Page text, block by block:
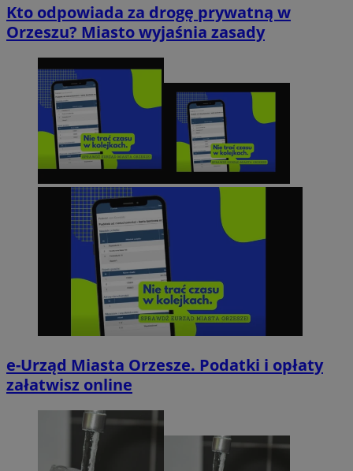
Kto odpowiada za drogę prywatną w
Orzeszu? Miasto wyjaśnia zasady
e-Urząd Miasta Orzesze. Podatki i opłaty
załatwisz online